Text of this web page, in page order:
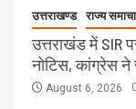
उत्तराखण्ड राज्य
उत्तराखंड में SIR
नोटिस, कांग्रेस
August 6, 2026